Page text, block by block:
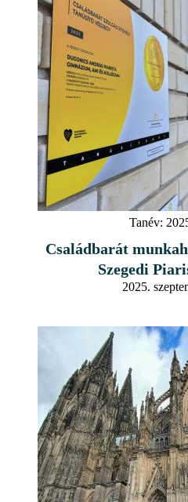
Tanév:
Családbarát
Szegedi
2025.